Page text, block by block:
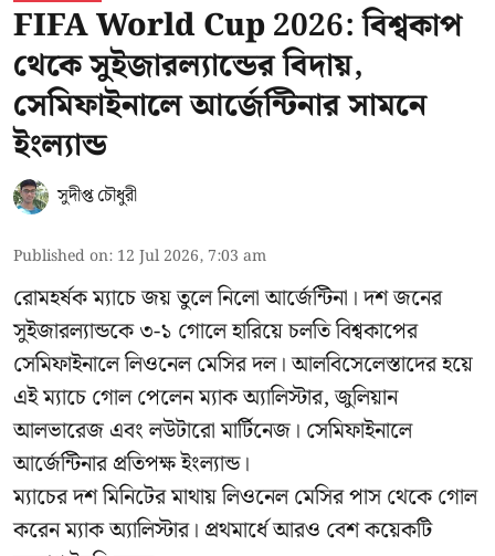
FIFA World Cup 2026: বিশ্বকাপ
থেকে সুইজারল্যান্ডের বিদায়,
সেমিফাইনালে আর্জেন্টিনার সামনে
ইংল্যান্ড
সুদীপ্ত চৌধুরী
Published on: 12 Jul 2026, 7:03 am
রোমহর্ষক ম্যাচে জয় তুলে নিলো আর্জেন্টিনা। দশ জনের
সুইজারল্যান্ডকে ৩-১ গোলে হারিয়ে চলতি বিশ্বকাপের
সেমিফাইনালে লিওনেল মেসির দল। আলবিসেলেস্তাদের হয়ে
এই ম্যাচে গোল পেলেন ম্যাক অ্যালিস্টার, জুলিয়ান
আলভারেজ এবং লউটারো মার্টিনেজ। সেমিফাইনালে
আর্জেন্টিনার প্রতিপক্ষ ইংল্যান্ড।
ম্যাচের দশ মিনিটের মাথায় লিওনেল মেসির পাস থেকে গোল
করেন ম্যাক অ্যালিস্টার। প্রথমার্ধে আরও বেশ কয়েকটি